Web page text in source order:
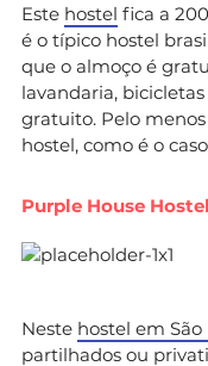
Este hostel fica a
é o típico hostel
que o almoço é
lavandaria,
gratuito. Pelo
hostel, como é o
Purple House
Neste hostel em São
partilhados ou